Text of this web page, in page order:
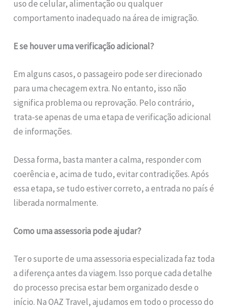
uso de celular, alimentação ou qualquer
comportamento inadequado na área de imigração.
E se houver uma verificação adicional?
Em alguns casos, o passageiro pode ser direcionado
para uma checagem extra. No entanto, isso não
significa problema ou reprovação. Pelo contrário,
trata-se apenas de uma etapa de verificação adicional
de informações.
Dessa forma, basta manter a calma, responder com
coerência e, acima de tudo, evitar contradições. Após
essa etapa, se tudo estiver correto, a entrada no país é
liberada normalmente.
Como uma assessoria pode ajudar?
Ter o suporte de uma assessoria especializada faz toda
a diferença antes da viagem. Isso porque cada detalhe
do processo precisa estar bem organizado desde o
início. Na OAZ Travel, ajudamos em todo o processo do